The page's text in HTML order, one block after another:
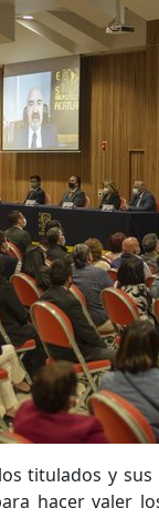
titulados y
hacer valer